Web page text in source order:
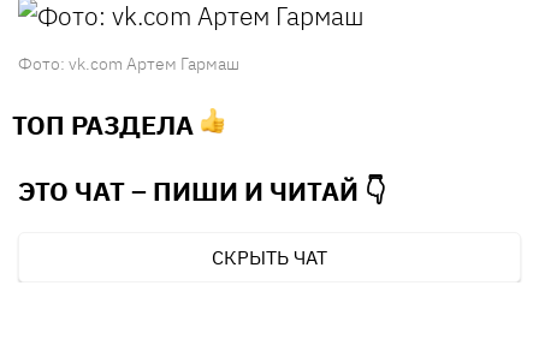
Фото: vk.com Артем Гармаш
ТОП РАЗДЕЛА
ЭТО ЧАТ – ПИШИ И ЧИТАЙ 👇
СКРЫТЬ ЧАТ